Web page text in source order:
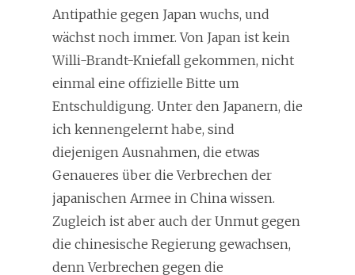
Antipathie gegen Japan wuchs, und
wächst noch immer. Von Japan ist kein
Willi-Brandt-Kniefall gekommen, nicht
einmal eine offizielle Bitte um
Entschuldigung. Unter den Japanern, die
ich kennengelernt habe, sind
diejenigen Ausnahmen, die etwas
Genaueres über die Verbrechen der
japanischen Armee in China wissen.
Zugleich ist aber auch der Unmut gegen
die chinesische Regierung gewachsen,
denn Verbrechen gegen die